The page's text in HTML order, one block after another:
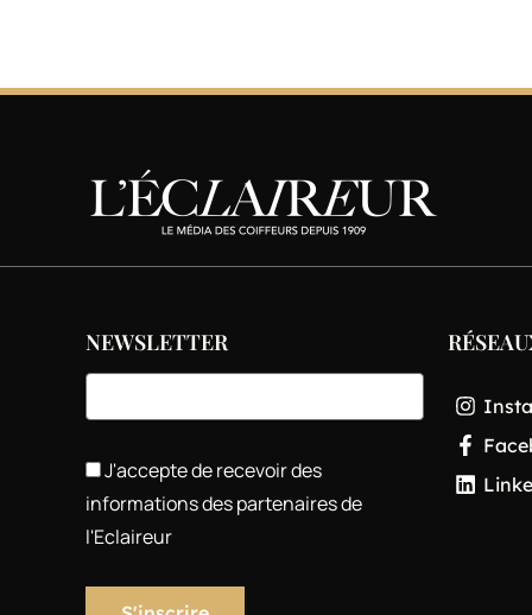
NEWSLETTER
J'accepte de recevoir des
informations des partenaires de
l'Eclaireur